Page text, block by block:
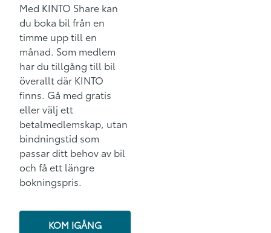
Med KINTO Share kan
du boka bil från en
timme upp till en
månad. Som medlem
har du tillgång till bil
överallt där KINTO
finns. Gå med gratis
eller välj ett
betalmedlemskap, utan
bindningstid som
passar ditt behov av bil
och få ett längre
bokningspris.
KOM IGÅNG